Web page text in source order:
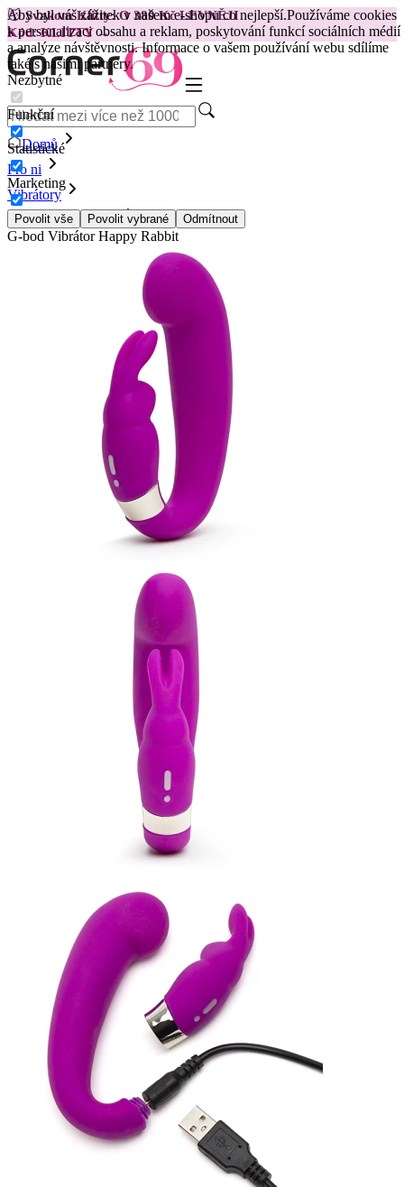
Aby byl váš zážitek v našem e-shopu co nejlepší.Používáme cookies
k personalizaci obsahu a reklam, poskytování funkcí sociálních médií
a analýze návštěvnosti. Informace o vašem používání webu sdílíme
také s našimi partnery.
Nezbytné
Funkční
Statistické
Marketing
Povolit vše Povolit vybrané Odmítnout
😽Svakom Klitty: O 380 Kč LEVNĚJI
Kód: KLITTY →
Domů
Pro ni
Vibrátory
Vibrátory na G-bod
G-bod Vibrátor Happy Rabbit